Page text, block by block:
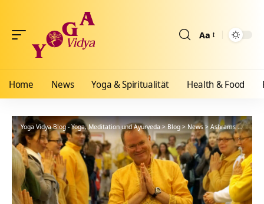
Aa
Home News Yoga & Spiritualität Health & Food
Yoga Vidya Blog - Yoga, Meditation und Ayurveda>Blog>News>Ashrams> Bad